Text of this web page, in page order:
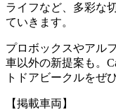
ライフなど、多彩な
ていきます。
プロボックスやアル
車以外の新提案も。
トドアビークルをぜ
【掲載車両】